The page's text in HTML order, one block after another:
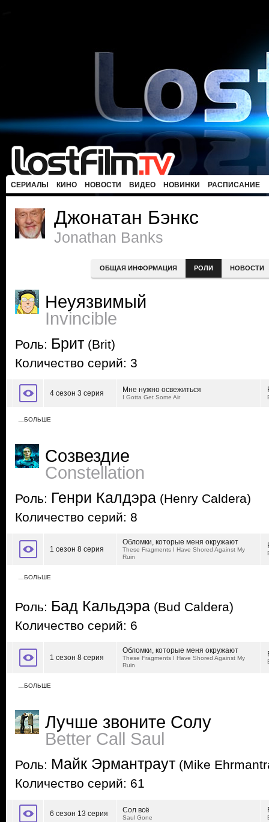
СЕРИАЛЫ КИНО НОВОСТИ ВИДЕО НОВИНКИ РАСПИСАНИЕ
Джонатан Бэнкс
Jonathan Banks
ОБЩАЯ ИНФОРМАЦИЯ РОЛИ НОВОСТИ
Неуязвимый
Invincible
Роль: Брит (Brit)
Количество серий: 3
4 сезон 3 серия Мне нужно освежиться
I Gotta Get Some Air
…БОЛЬШЕ
Созвездие
Constellation
Роль: Генри Калдэра (Henry Caldera)
Количество серий: 8
1 сезон 8 серия
Обломки, которые меня окружают
These Fragments I Have Shored Against My
Ruin
…БОЛЬШЕ
Роль: Бад Кальдэра (Bud Caldera)
Количество серий: 6
1 сезон 8 серия
Обломки, которые меня окружают
These Fragments I Have Shored Against My
Ruin
…БОЛЬШЕ
Лучше звоните Солу
Better Call Saul
Роль: Майк Эрмантраут (Mike
Количество серий: 61
6 сезон 13 серия Сол всё
Saul Gone